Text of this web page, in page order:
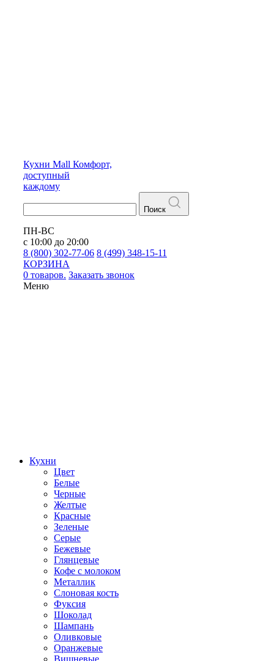
Кухни Mall Комфорт,
доступный
каждому
Поиск
ПН-ВС
с 10:00 до 20:00
8 (800) 302-77-06 8 (499) 348-15-11
КОРЗИНА
0 товаров. Заказать звонок
Меню
Кухни
Цвет
Белые
Черные
Желтые
Красные
Зеленые
Серые
Бежевые
Глянцевые
Кофе с молоком
Металлик
Слоновая кость
Фуксия
Шоколад
Шампань
Оливковые
Оранжевые
Вишневые